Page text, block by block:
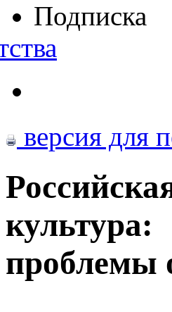
Подписка
версия для
культура:
проблемы